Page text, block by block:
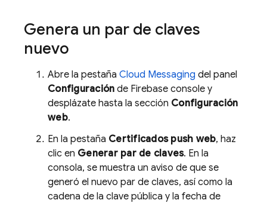
Genera un par de claves
nuevo
Abre la pestaña Cloud Messaging del panel
Configuración de Firebase console y
desplázate hasta la sección Configuración
web.
En la pestaña Certificados push web, haz
clic en Generar par de claves. En la
consola, se muestra un aviso de que se
generó el nuevo par de claves, así como la
cadena de la clave pública y la fecha de